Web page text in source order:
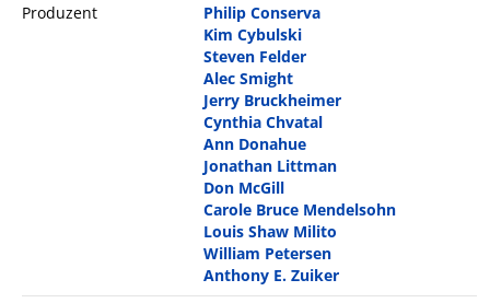
Produzent
Philip Conserva
Kim Cybulski
Steven Felder
Alec Smight
Jerry Bruckheimer
Cynthia Chvatal
Ann Donahue
Jonathan Littman
Don McGill
Carole Bruce Mendelsohn
Louis Shaw Milito
William Petersen
Anthony E. Zuiker